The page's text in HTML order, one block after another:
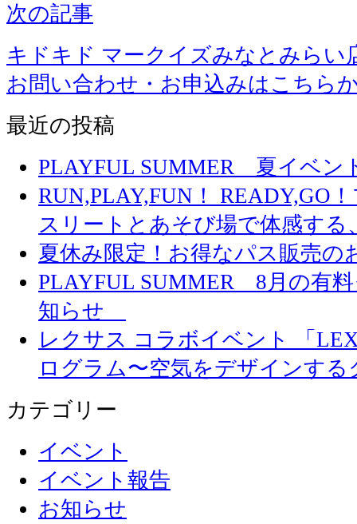
次の記事
キドキド マークイズみなとみらい
お問い合わせ・お申込みはこちら
最近の投稿
PLAYFUL SUMMER 夏イベ
RUN,PLAY,FUN！ READY,GO
スリートとあそび場で体感する
夏休み限定！お得なパス販売の
PLAYFUL SUMMER 8月の有
知らせ
レクサス コラボイベント 「
ログラム〜空気をデザインす
カテゴリー
イベント
イベント報告
お知らせ